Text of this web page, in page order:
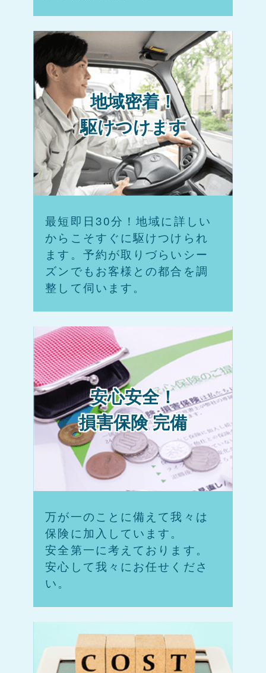
地域密着！
駆けつけます
最短即日30分！地域に詳しい
からこそすぐに駆けつけられ
ます。予約が取りづらいシー
ズンでもお客様との都合を調
整して伺います。
安心安全！
損害保険 完備
万が一のことに備えて我々は
保険に加入しています。
安全第一に考えております。
安心して我々にお任せくださ
い。